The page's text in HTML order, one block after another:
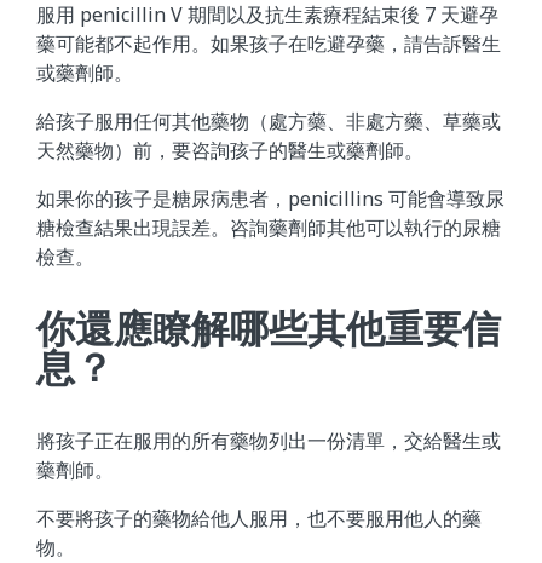
服用 penicillin V 期間以及抗生素療程結束後 7 天避孕
藥可能都不起作用。如果孩子在吃避孕藥，請告訴醫生
或藥劑師。
給孩子服用任何其他藥物（處方藥、非處方藥、草藥或
天然藥物）前，要咨詢孩子的醫生或藥劑師。
如果你的孩子是糖尿病患者，penicillins 可能會導致尿
糖檢查結果出現誤差。咨詢藥劑師其他可以執行的尿糖
檢查。
你還應瞭解哪些其他重要信
息？
將孩子正在服用的所有藥物列出一份清單，交給醫生或
藥劑師。
不要將孩子的藥物給他人服用，也不要服用他人的藥
物。